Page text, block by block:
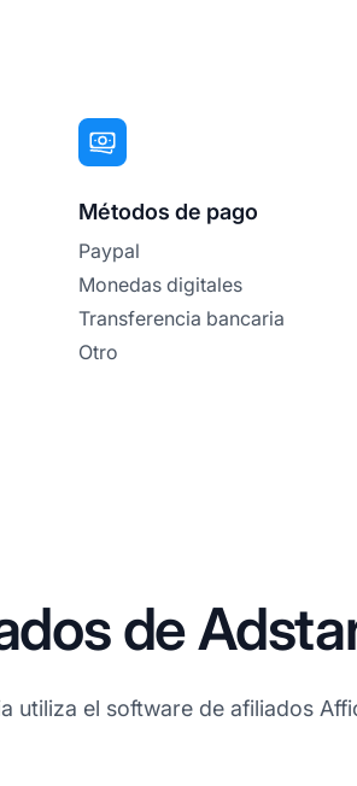
Métodos de pago
Paypal
Monedas digitales
Transferencia bancaria
Otro
de
utiliza el software de afiliados